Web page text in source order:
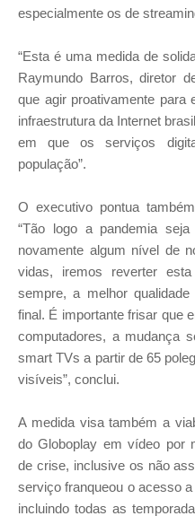
especialmente os de
“Esta é uma medida de
Raymundo Barros, diretor
que agir proativamente para
infraestrutura da Internet
em que os serviços
população”.
O executivo pontua
“Tão logo a pandemia
novamente algum nível de
vidas, iremos reverter
sempre, a melhor
final. É importante frisar que
computadores, a mudança
smart TVs a partir de 65
visíveis”, conclui.
A medida visa também a
do Globoplay em vídeo por
de crise, inclusive os não
serviço franqueou o acesso
incluindo todas as